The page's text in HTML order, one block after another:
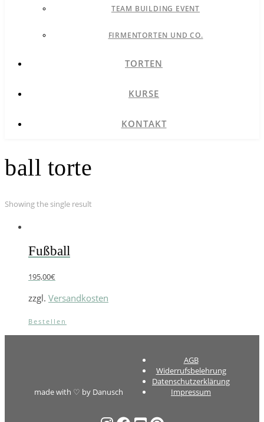
TEAM BUILDING EVENT
FIRMENTORTEN UND CO.
TORTEN
KURSE
KONTAKT
ball torte
Showing the single result
Fußball
195,00€
zzgl. Versandkosten
Bestellen
made with ♡ by Danusch
AGB
Widerrufsbelehrung
Datenschutzerklärung
Impressum